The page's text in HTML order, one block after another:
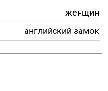
женщин
английский замок